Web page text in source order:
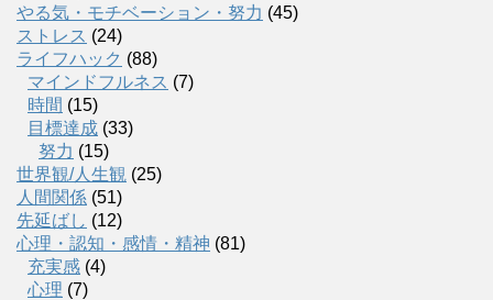
やる気・モチベーション・努力 (45)
ストレス (24)
ライフハック (88)
マインドフルネス (7)
時間 (15)
目標達成 (33)
努力 (15)
世界観/人生観 (25)
人間関係 (51)
先延ばし (12)
心理・認知・感情・精神 (81)
充実感 (4)
心理 (7)